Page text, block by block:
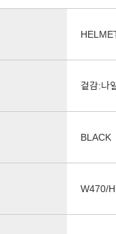
겉감:나
BLACK
W470/